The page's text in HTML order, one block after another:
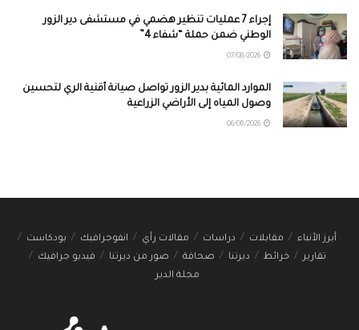
إجراء 7 عمليات تنظير هضمي في مستشفى دير الزور
الوطني ضمن حملة “شفاء 4”
الموارد المائية بدير الزور تواصل صيانة أقنية الري لتحسين
وصول المياه إلى الأراضي الزراعية
أبرز الأنباء مقابلات دراسات مقالات رأي انفوجرافيك
بودكاست
تقارير
خرائط ديرتنا صحافة صور من ديرتنا
فيديو جرافيك
مجلة الدير